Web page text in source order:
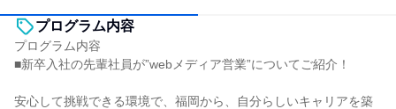
プログラム内容
プログラム内容
■新卒入社の先輩社員が”webメディア営業”についてご紹介！
安心して挑戦できる環境で、福岡から、自分らしいキャリアを築